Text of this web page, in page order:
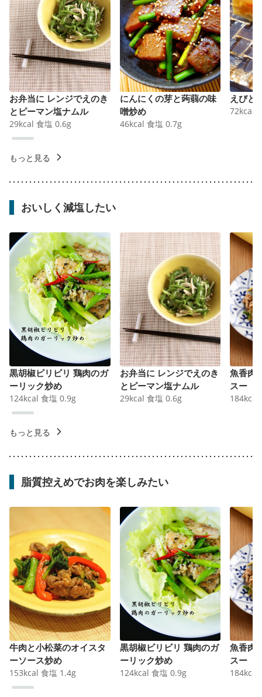
お弁当に レンジでえのき
とピーマン塩ナムル
29kcal 食塩 0.6g
にんにくの芽と蒟蒻の味
噌炒め
46kcal 食塩 0.7g
えびと
72kcal
もっと見る
おいしく減塩したい
黒胡椒ビリビリ 鶏肉のガ
ーリック炒め
124kcal 食塩 0.9g
お弁当に レンジでえのき
とピーマン塩ナムル
29kcal 食塩 0.6g
魚香肉
スー
184kcal
もっと見る
脂質控えめでお肉を楽しみたい
牛肉と小松菜のオイスタ
ーソース炒め
153kcal 食塩 1.4g
黒胡椒ビリビリ 鶏肉のガ
ーリック炒め
124kcal 食塩 0.9g
魚香肉
スー
184kcal